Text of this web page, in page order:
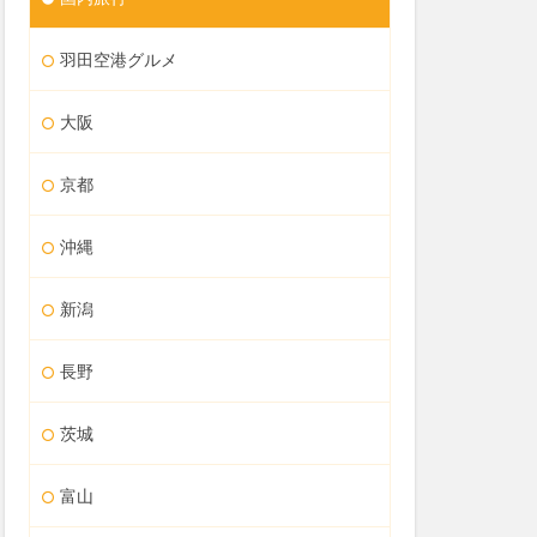
羽田空港グルメ
大阪
京都
沖縄
新潟
長野
茨城
富山